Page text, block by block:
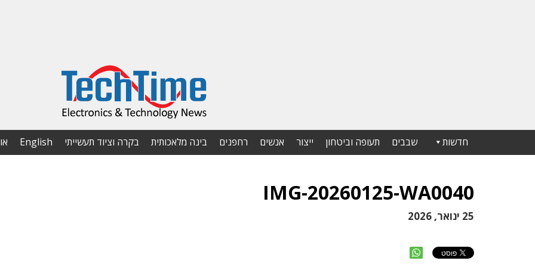
חדשות שבבים תעופה וביטחון ייצור אנשים רחפנים בינה מלאכותית בקרה וציוד תעשייתי English
IMG-20260125-WA0040
25 ינואר, 2026